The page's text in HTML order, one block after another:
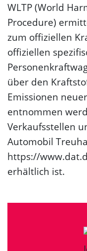
WLTP (World
Procedure)
zum offiziellen
offiziellen
über den
Emissionen
entnommen
Verkaufsstellen
Automobil
https://
erhältlich ist.